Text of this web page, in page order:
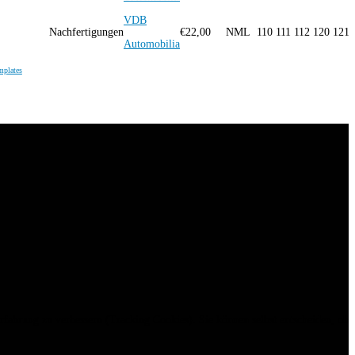
Nachfertigungen
VDB
Automobilia
€22,00 NML 110 111 112 120 121
zu verbessern (Tracking Cookies). Sie können selbst entscheiden, ob